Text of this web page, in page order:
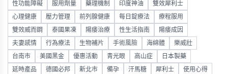
性功能障礙 服用劑量 藥理機制 印度神油 雙效犀利士
心理健康 壓力管理 前列腺健康 每日錠療法 療程服用
雙效威而鋼 泰國果凍 陽痿治療 性生活指南 陽痿成因
夫妻感情 行為療法 生物補片 手術風險 海綿體 樂威壯
台南市 美國黑金 優惠活動 青光眼 高山症 日本製藥
延時產品 德國必邦 新北市 備孕 汗馬糖 犀利士 使用心得